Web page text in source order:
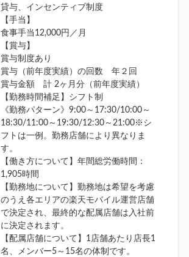
貸与、インセンティブ制度
【手当】
食事手当12,000円／月
【賞与】
賞与制度あり
賞与（前年度実績）の回数 年２回
賞与金額 計 2ヶ月分（前年度実績）
【勤務時間補足】シフト制
《勤務パターン》9:00～17:30/10:00～
18:30/11:00～19:30/12:30～21:00※シ
フトは一例。勤務店舗により異なりま
す。
【働き方について】年間総労働時間：
1,905時間
【勤務地について】勤務地は希望を考慮
のうえ各エリアの楽天モバイル運営店舗
で決定され、最終的な配属店舗は入社前
に決定されます。
【配属店舗について】1店舗あたり店長1
名、メンバー5～15名の体制です。